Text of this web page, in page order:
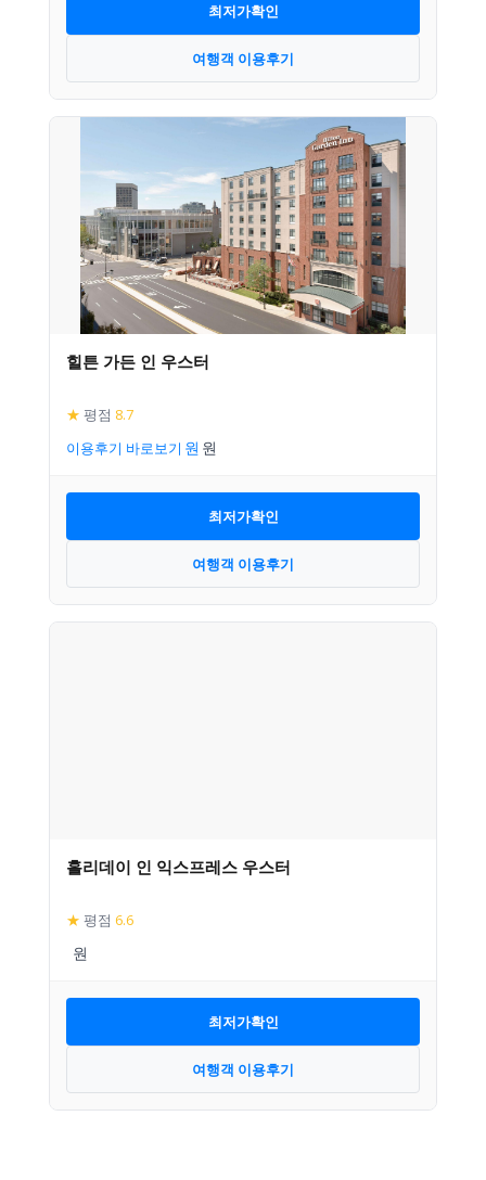
최저가확인
여행객 이용후기
힐튼 가든 인 우스터
★ 평점 8.7
이용후기 바로보기
최저가확인
여행객 이용후기
홀리데이 인 익스프레스 우스터
★ 평점 6.6
최저가확인
여행객 이용후기